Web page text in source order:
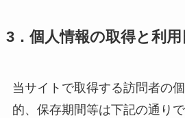
3．個人情報の取得と利用
当サイトで取得する訪問者の
的、保存期間等は下記の通りで